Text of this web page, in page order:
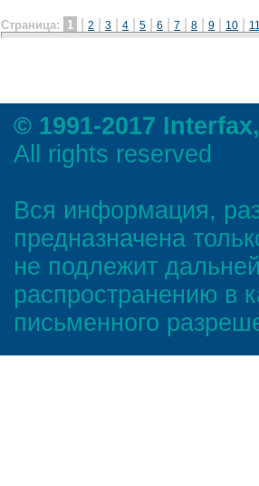
Страница: 1 2 3 4 5 6 7 8 9 10
© 1991-2017
All rights reserved
Вся информация,
предназначена
не подлежит
распространению в
письменного